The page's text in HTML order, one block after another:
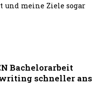
und meine Ziele sogar
Bachelorarbeit
schneller ans